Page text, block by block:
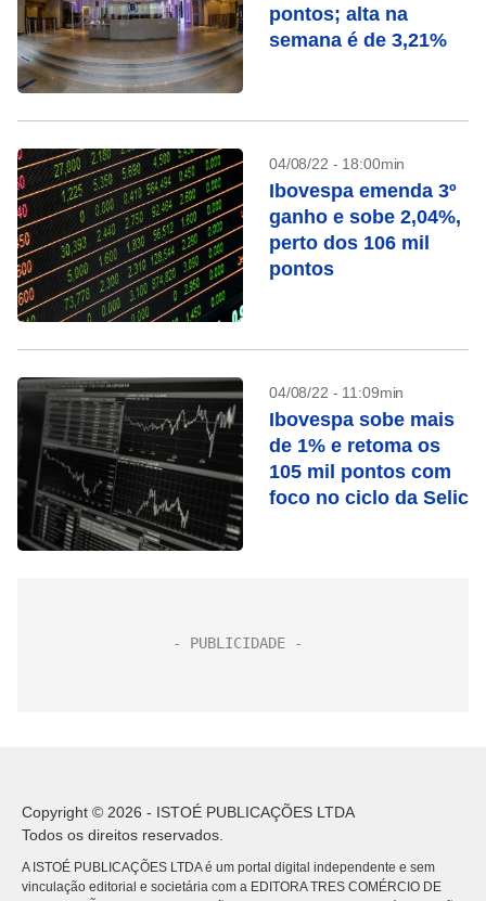
pontos; alta na
semana é de 3,21%
04/08/22 - 18:00min
Ibovespa emenda 3º
ganho e sobe 2,04%,
perto dos 106 mil
pontos
04/08/22 - 11:09min
Ibovespa sobe mais
de 1% e retoma os
105 mil pontos com
foco no ciclo da Selic
Copyright © 2026 - ISTOÉ PUBLICAÇÕES LTDA
Todos os direitos reservados.
A ISTOÉ PUBLICAÇÕES LTDA é um portal digital independente e sem
vinculação editorial e societária com a EDITORA TRES COMÉRCIO DE